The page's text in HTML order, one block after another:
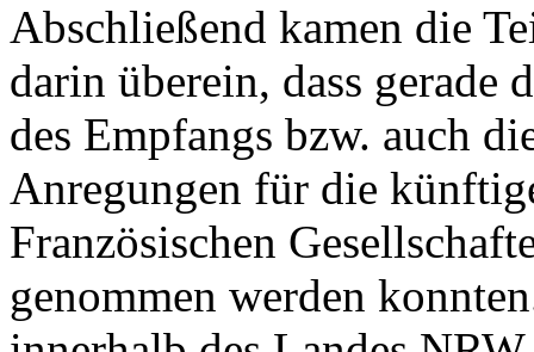
Abschließend kamen die
darin überein, dass gerade
des Empfangs bzw. auch
Anregungen für die
Französischen
genommen werden